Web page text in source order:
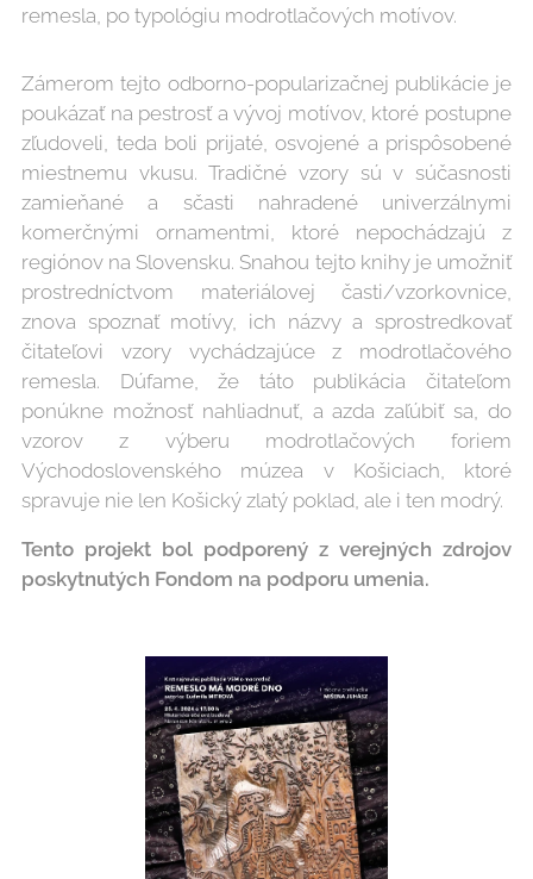
remesla, po typológiu modrotlačových motívov.
Zámerom tejto odborno-popularizačnej publikácie je
poukázať na pestrosť a vývoj motívov, ktoré postupne
zľudoveli, teda boli prijaté, osvojené a prispôsobené
miestnemu vkusu. Tradičné vzory sú v súčasnosti
zamieňané a sčasti nahradené univerzálnymi
komerčnými ornamentmi, ktoré nepochádzajú z
regiónov na Slovensku. Snahou tejto knihy je umožniť
prostredníctvom materiálovej časti/vzorkovnice,
znova spoznať motívy, ich názvy a sprostredkovať
čitateľovi vzory vychádzajúce z modrotlačového
remesla. Dúfame, že táto publikácia čitateľom
ponúkne možnosť nahliadnuť, a azda zaľúbiť sa, do
vzorov z výberu modrotlačových foriem
Východoslovenského múzea v Košiciach, ktoré
spravuje nie len Košický zlatý poklad, ale i ten modrý.
Tento projekt bol podporený z verejných zdrojov
poskytnutých Fondom na podporu umenia.